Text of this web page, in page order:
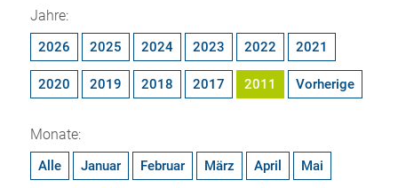
Jahre:
2026 2025 2024 2023 2022 2021
2020 2019 2018 2017 2011 Vorherige
Monate:
Alle Januar Februar März April Mai